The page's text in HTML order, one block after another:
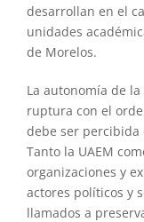
desarrollan en el
unidades
de Morelos.
La autonomía de
ruptura con el
debe ser percibida
Tanto la UAEM
organizaciones y
actores políticos y
llamados a